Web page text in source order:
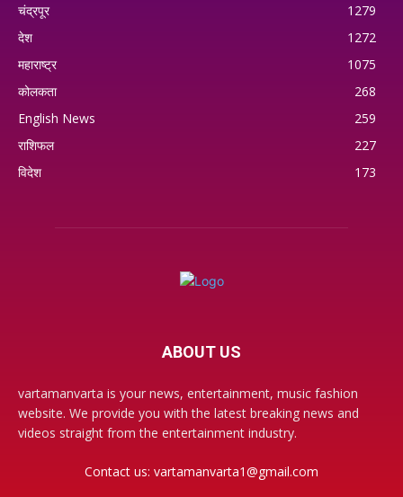
चंद्रपूर
1279
देश
1272
महाराष्ट्र
1075
कोलकता
268
English News
259
राशिफल
227
विदेश
173
ABOUT US
vartamanvarta is your news, entertainment, music fashion
website. We provide you with the latest breaking news and
videos straight from the entertainment industry.
Contact us: vartamanvarta1@gmail.com